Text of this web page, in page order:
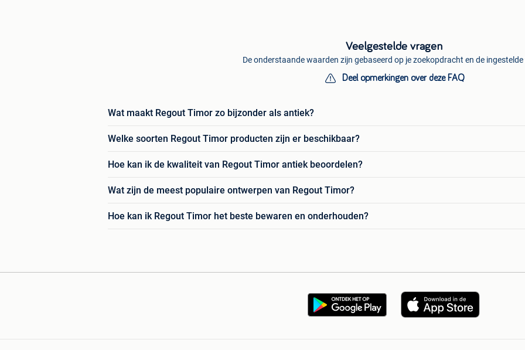
Veelgestelde vragen
De onderstaande waarden zijn gebaseerd op je zoekopdracht en de
Deel opmerkingen over deze FAQ
Wat maakt Regout Timor zo bijzonder als antiek?
Welke soorten Regout Timor producten zijn er beschikbaar?
Hoe kan ik de kwaliteit van Regout Timor antiek beoordelen?
Wat zijn de meest populaire ontwerpen van Regout Timor?
Hoe kan ik Regout Timor het beste bewaren en onderhouden?